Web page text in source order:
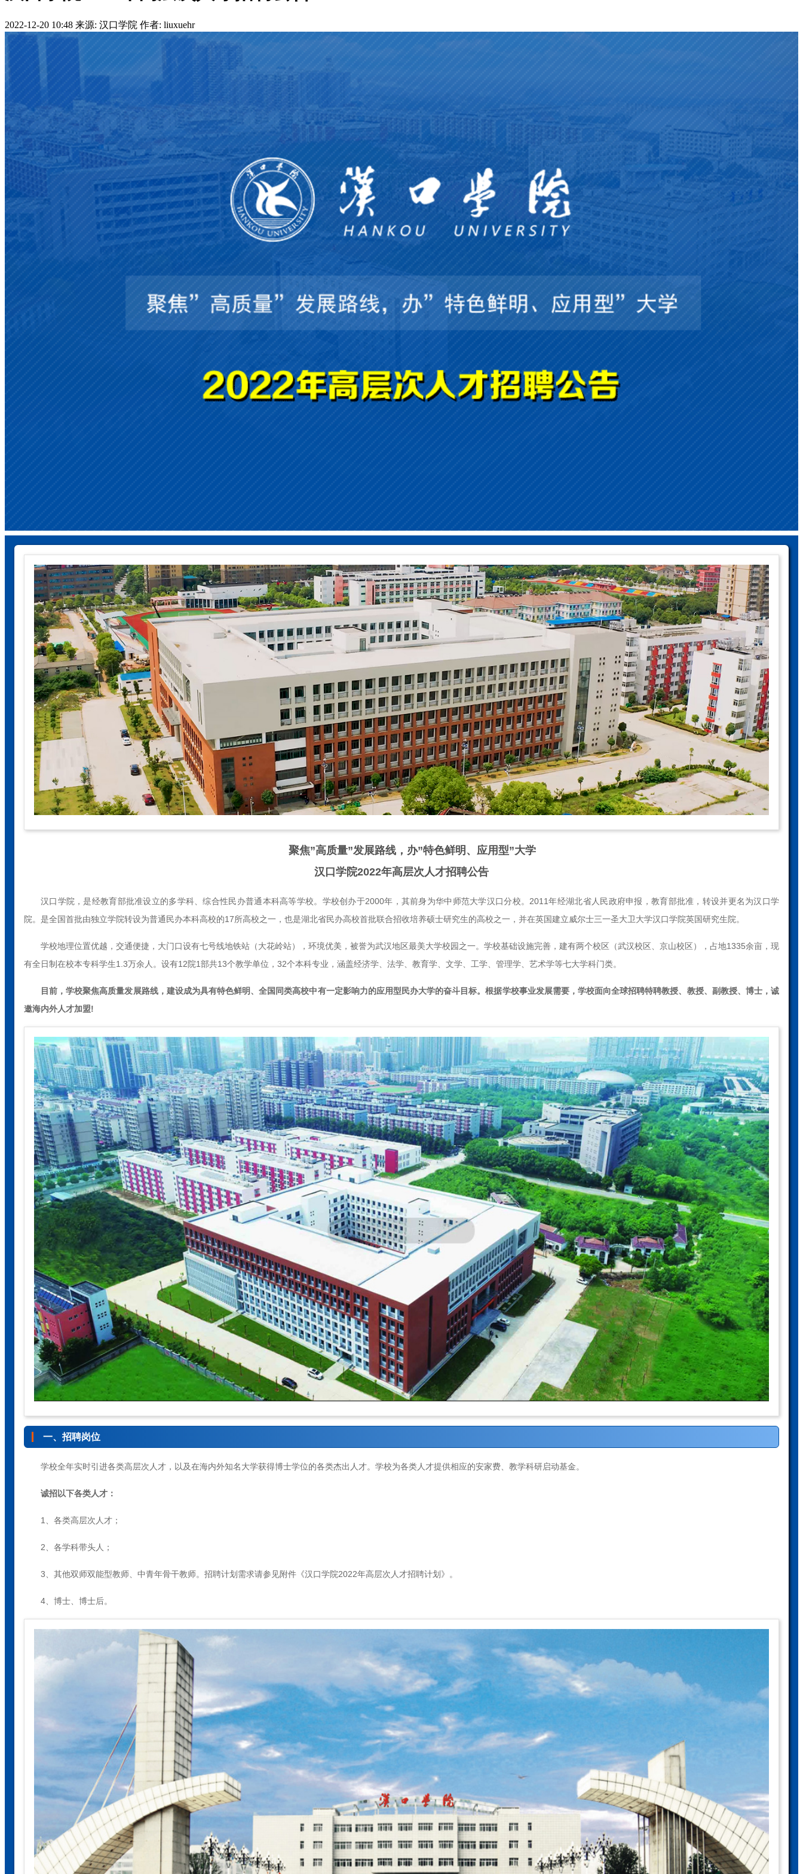
2022-12-20 10:48 来源: 汉口学院 作者: liuxuehr
聚焦”高质量”发展路线，办”特色鲜明、应用型”大学
汉口学院2022年高层次人才招聘公告
汉口学院，是经教育部批准设立的多学科、综合性民办普通本科高等学校。学校创办于2000年，其前身为华中师范大学汉口分校。2011年经湖北省人民政府申报，教育部批准，转设并更名为汉口学
院。是全国首批由独立学院转设为普通民办本科高校的17所高校之一，也是湖北省民办高校首批联合招收培养硕士研究生的高校之一，并在英国建立威尔士三一圣大卫大学汉口学院英国研究生院。
学校地理位置优越，交通便捷，大门口设有七号线地铁站（大花岭站），环境优美，被誉为武汉地区最美大学校园之一。学校基础设施完善，建有两个校区（武汉校区、京山校区），占地1335余亩，现
有全日制在校本专科学生1.3万余人。设有12院1部共13个教学单位，32个本科专业，涵盖经济学、法学、教育学、文学、工学、管理学、艺术学等七大学科门类。
目前，学校聚焦高质量发展路线，建设成为具有特色鲜明、全国同类高校中有一定影响力的应用型民办大学的奋斗目标。根据学校事业发展需要，学校面向全球招聘特聘教授、教授、副教授、博士，诚
邀海内外人才加盟!
一、招聘岗位
学校全年实时引进各类高层次人才，以及在海内外知名大学获得博士学位的各类杰出人才。学校为各类人才提供相应的安家费、教学科研启动基金。
诚招以下各类人才：
1、各类高层次人才；
2、各学科带头人；
3、其他双师双能型教师、中青年骨干教师。招聘计划需求请参见附件《汉口学院2022年高层次人才招聘计划》。
4、博士、博士后。